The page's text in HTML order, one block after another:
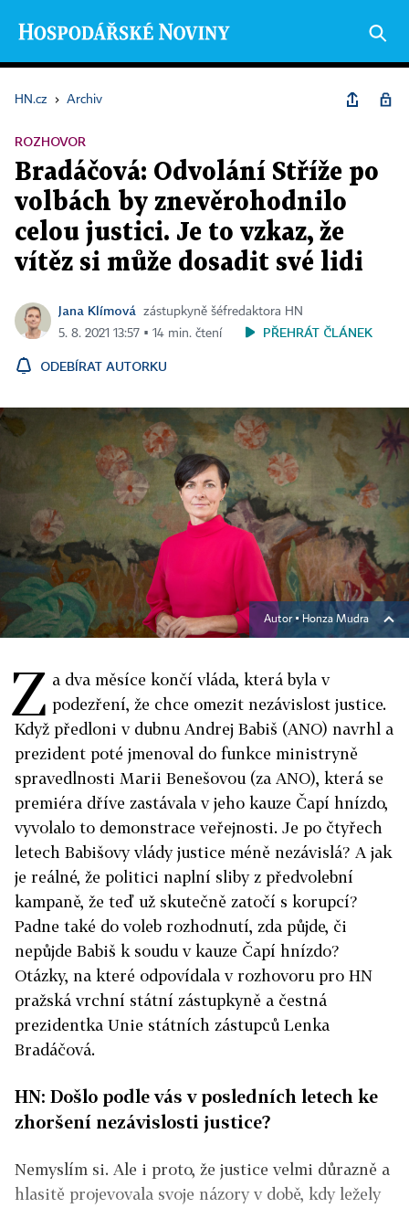
HN.cz › Archiv
ROZHOVOR
Bradáčová: Odvolání Stříže po
volbách by znevěrohodnilo
celou justici. Je to vzkaz, že
vítěz si může dosadit své lidi
Jana Klímová
zástupkyně šéfredaktora HN
5. 8. 2021 13:57 ▪ 14 min. čtení
PŘEHRÁT ČLÁNEK
ODEBÍRAT AUTORKU
Autor ▪ Honza Mudra
Z a dva měsíce končí vláda, která byla v
podezření, že chce omezit nezávislost justice.
Když předloni v dubnu Andrej Babiš (ANO) navrhl a
prezident poté jmenoval do funkce ministryně
spravedlnosti Marii Benešovou (za ANO), která se
premiéra dříve zastávala v jeho kauze Čapí hnízdo,
vyvolalo to demonstrace veřejnosti. Je po čtyřech
letech Babišovy vlády justice méně nezávislá? A jak
je reálné, že politici naplní sliby z předvolební
kampaně, že teď už skutečně zatočí s korupcí?
Padne také do voleb rozhodnutí, zda půjde, či
nepůjde Babiš k soudu v kauze Čapí hnízdo?
Otázky, na které odpovídala v rozhovoru pro HN
pražská vrchní státní zástupkyně a čestná
prezidentka Unie státních zástupců Lenka
Bradáčová.
HN: Došlo podle vás v posledních letech ke
zhoršení nezávislosti justice?
Nemyslím si. Ale i proto, že justice velmi důrazně a
hlasitě projevovala svoje názory v době, kdy ležely